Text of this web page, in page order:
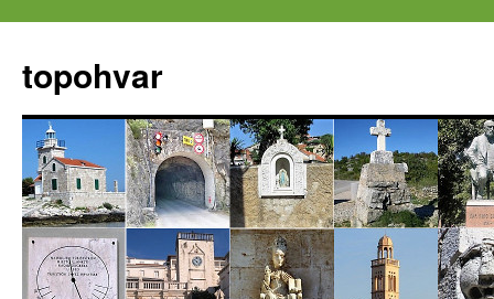
springen
topohvar